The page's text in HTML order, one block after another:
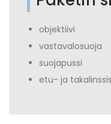
objektiivi
vastavalosuoja
suojapussi
etu- ja